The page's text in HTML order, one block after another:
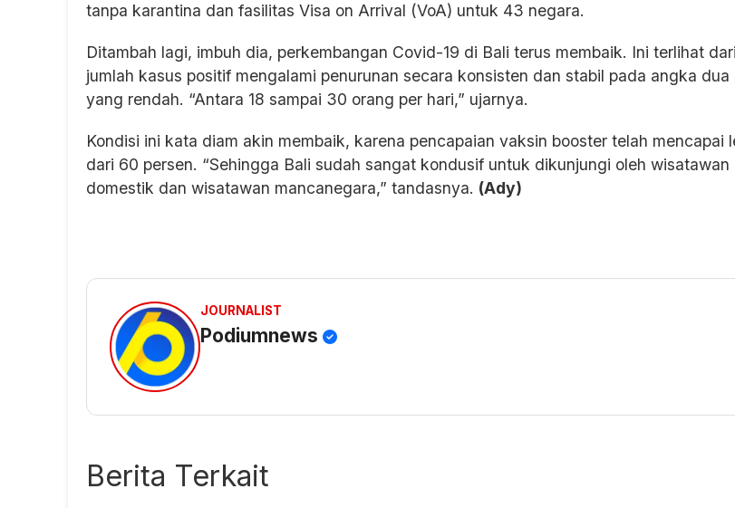
tanpa karantina dan fasilitas Visa on Arrival (VoA) untuk 43 negara.
Ditambah lagi, imbuh dia, perkembangan Covid-19 di Bali terus membaik. Ini terlihat dari
jumlah kasus positif mengalami penurunan secara konsisten dan stabil pada angka
yang rendah. “Antara 18 sampai 30 orang per hari,” ujarnya.
Kondisi ini kata diam akin membaik, karena pencapaian vaksin booster telah mencapai
dari 60 persen. “Sehingga Bali sudah sangat kondusif untuk dikunjungi oleh wisatawan
domestik dan wisatawan mancanegara,” tandasnya. (Ady)
JOURNALIST
Podiumnews
Berita Terkait